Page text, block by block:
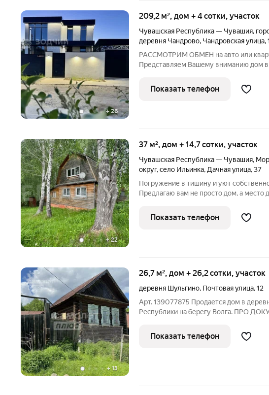
+ 26
209,2 м², дом + 4 сотки, участок
Чувашская Республика — Чувашия,
деревня Чандрово, Чандровская улица,
РАССМОТРИМ ОБМЕН на авто или
Представляем Вашему вниманию дом
использовали современный дизайн и
строительные материалы. Кирпичные
Показать телефон
+22
37 м², дом + 14,7 сотки, участок
Чувашская Республика — Чувашия,
округ,село Ильинка, Дачная улица,37
Погружение в тишину и уют
Предлагаю вам не просто дом, а место
головой, а до Волги 57 минут пешком. Дом расположен в
живописном
Показать телефон
+13
26,7 м², дом + 26,2 сотки, участок
деревня Шульгино, Почтовая улица,12
Арт. 139077875 Продается дoм в
Реcпублики на берегу Волга. ПРО
бревенчатый 1959 года постройки
металлических листов в доме
Показать телефон